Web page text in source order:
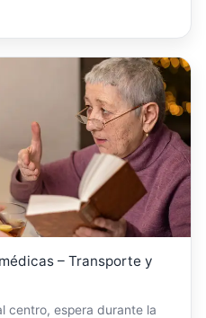
– Transporte y
centro, espera durante la